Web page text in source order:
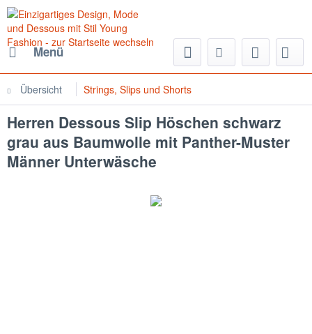
Menü
Übersicht Strings, Slips und Shorts
Herren Dessous Slip Höschen schwarz
grau aus Baumwolle mit Panther-Muster
Männer Unterwäsche